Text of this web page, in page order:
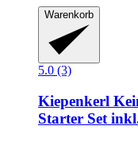
Warenkorb
5.0 (3)
Kiepenkerl
Starter Set